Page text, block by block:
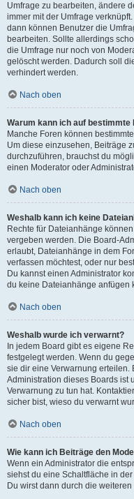
Umfrage zu bearbeiten, ändere
immer mit der Umfrage
dann können Benutzer die
bearbeiten. Sollte allerdings
die Umfrage nur noch von
gelöscht werden. Dadurch soll
verhindert werden.
Nach oben
Warum kann ich auf bestimmte
Manche Foren können
Um diese einzusehen, Beiträge
durchzuführen, brauchst du
einen Moderator oder
Nach oben
Weshalb kann ich keine
Rechte für Dateianhänge
vergeben werden. Die Board-
erlaubt, Dateianhänge in dem
verfassen möchtest, oder nur
Du kannst einen Administrator
du keine Dateianhänge anfügen
Nach oben
Weshalb wurde ich verwarnt?
In jedem Board gibt es eigene
festgelegt werden. Wenn du
sie dir eine Verwarnung erteilen.
Administration dieses Boards ist
Verwarnung zu tun hat.
sicher bist, wieso du verwarnt
Nach oben
Wie kann ich Beiträge den
Wenn ein Administrator die
siehst du eine Schaltfläche in
Du wirst dann durch die